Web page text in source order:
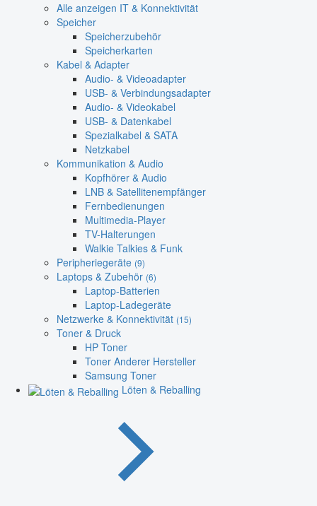
Alle anzeigen IT & Konnektivität
Speicher
Speicherzubehör
Speicherkarten
Kabel & Adapter
Audio- & Videoadapter
USB- & Verbindungsadapter
Audio- & Videokabel
USB- & Datenkabel
Spezialkabel & SATA
Netzkabel
Kommunikation & Audio
Kopfhörer & Audio
LNB & Satellitenempfänger
Fernbedienungen
Multimedia-Player
TV-Halterungen
Walkie Talkies & Funk
Peripheriegeräte (9)
Laptops & Zubehör (6)
Laptop-Batterien
Laptop-Ladegeräte
Netzwerke & Konnektivität (15)
Toner & Druck
HP Toner
Toner Anderer Hersteller
Samsung Toner
Löten & Reballing